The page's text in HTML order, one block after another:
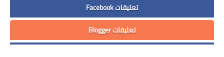
تعليقات Facebook
تعليقات Blogger